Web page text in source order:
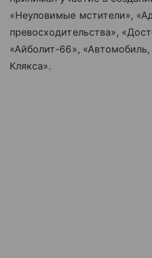
«Неуловимые мстители»,
превосходительства»,
«Айболит-66»,
Клякса».